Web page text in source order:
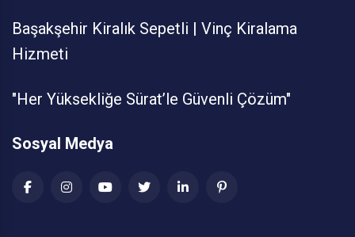
Başakşehir Kiralık Sepetli | Vinç Kiralama
Hizmeti
"Her Yüksekliğe Sürat’le Güvenli Çözüm"
Sosyal Medya